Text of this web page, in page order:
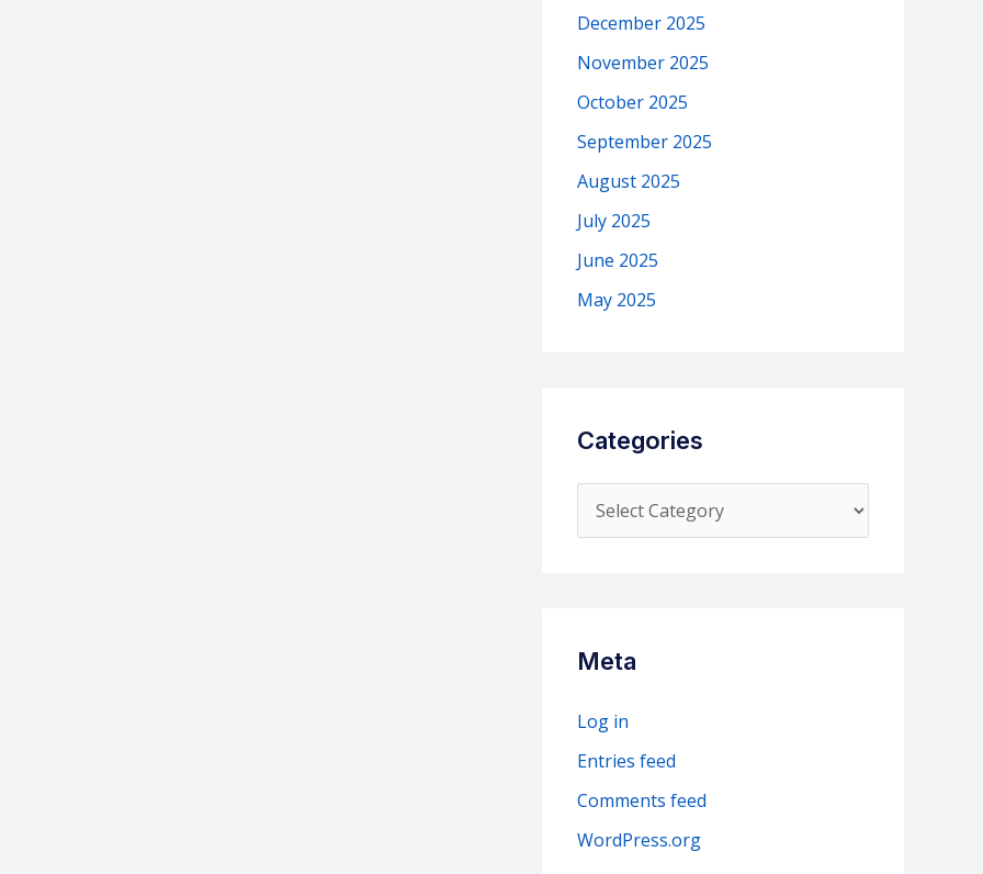
December 2025
November 2025
October 2025
September 2025
August 2025
July 2025
June 2025
May 2025
Categories
a
o
r
Meta
Log in
Entries feed
Comments feed
WordPress.org